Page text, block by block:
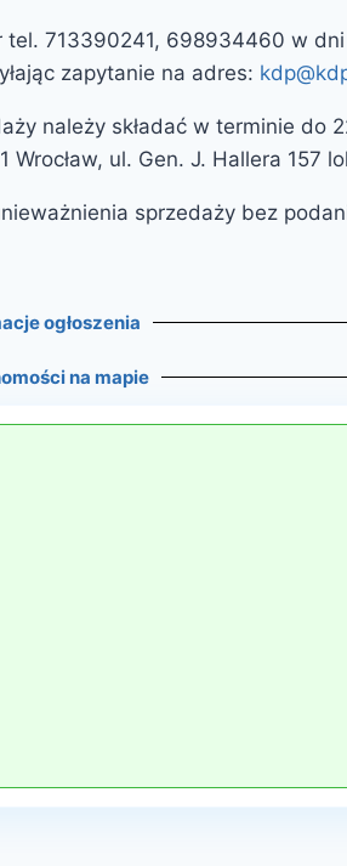
tel. 713390241, 698934460 w dni
zapytanie na adres:
należy składać w terminie do
ul. Gen. J. Hallera 157
sprzedaży bez
ogłoszenia
na mapie